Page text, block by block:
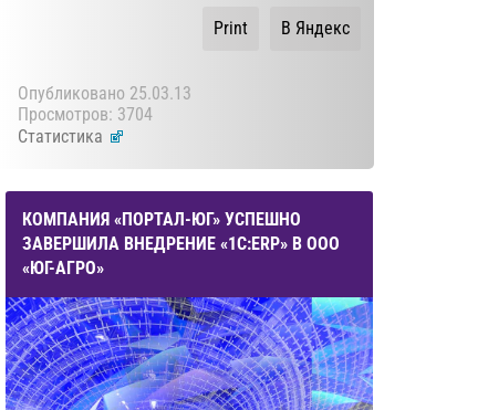
В Яндекс
Print
Опубликовано 25.03.13
Просмотров: 3704
Статистика
КОМПАНИЯ «ПОРТАЛ-ЮГ» УСПЕШНО
ЗАВЕРШИЛА ВНЕДРЕНИЕ «1С:ERP» В ООО
«ЮГ-АГРО»